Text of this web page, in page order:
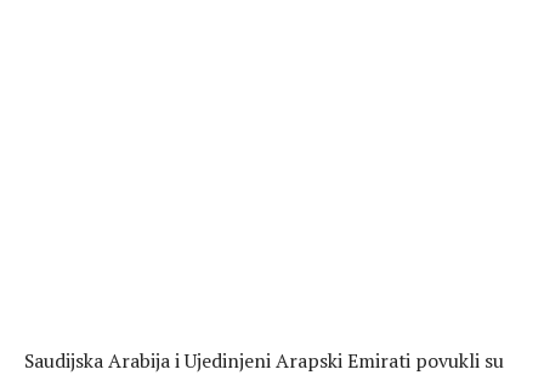
Saudijska Arabija i Ujedinjeni Arapski Emirati povukli su